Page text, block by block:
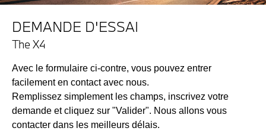
DEMANDE D'ESSAI
The X4
Avec le formulaire ci-contre, vous pouvez entrer
facilement en contact avec nous.
Remplissez simplement les champs, inscrivez votre
demande et cliquez sur "Valider". Nous allons vous
contacter dans les meilleurs délais.